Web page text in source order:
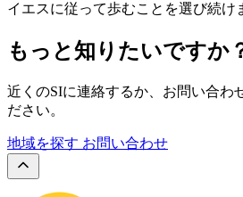
イエスに従って歩むことを選び続け
もっと知りたいですか
近くのSIに連絡するか、お問い合わ
ださい。
地域を探す お問い合わせ